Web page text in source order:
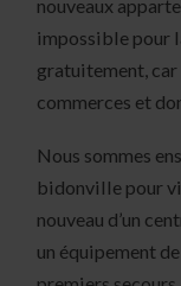
nouveaux
impossible pour
gratuitement,
commerces et
Nous sommes
bidonville pour
nouveau d’un
un équipement